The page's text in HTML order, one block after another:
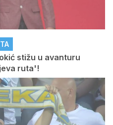
stižu u avanturu
ruta'!